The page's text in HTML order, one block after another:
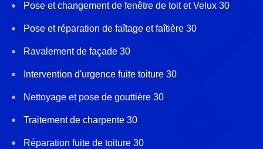
Pose et changement de fenêtre de toit et Velux 30
Pose et réparation de faîtage et faîtière 30
Ravalement de façade 30
Intervention d'urgence fuite toiture 30
Nettoyage et pose de gouttière 30
Traitement de charpente 30
Réparation fuite de toiture 30